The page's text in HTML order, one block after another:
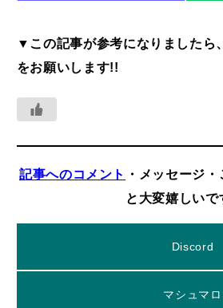
▼この記事が参考になりましたら
をお願いします!!
記事へのコメント
・メッセージ
と大変嬉しいで
Discord
マシュマロ